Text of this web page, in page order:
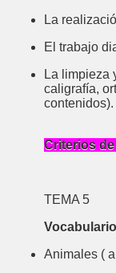
La
El trabajo
La limpieza
caligrafía,
contenidos).
Criterios
TEMA 5
Animales (